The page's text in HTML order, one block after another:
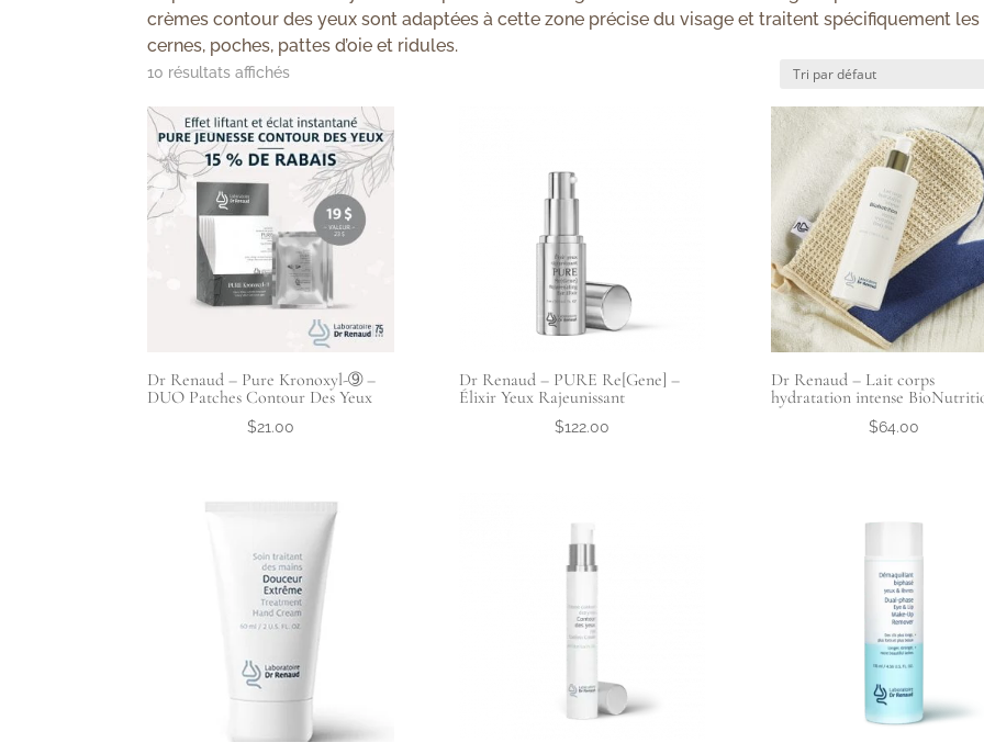
crèmes contour des yeux sont adaptées à cette zone précise du visage et traitent spécifiquement les
cernes, poches, pattes d’oie et ridules.
10 résultats affichés
Dr Renaud – Pure Kronoxyl-➈ –
DUO Patches Contour Des Yeux
$21.00
Dr Renaud – PURE Re[Gene] –
Élixir Yeux Rajeunissant
$122.00
Dr Renaud – Lait corps
hydratation intense
$64.00